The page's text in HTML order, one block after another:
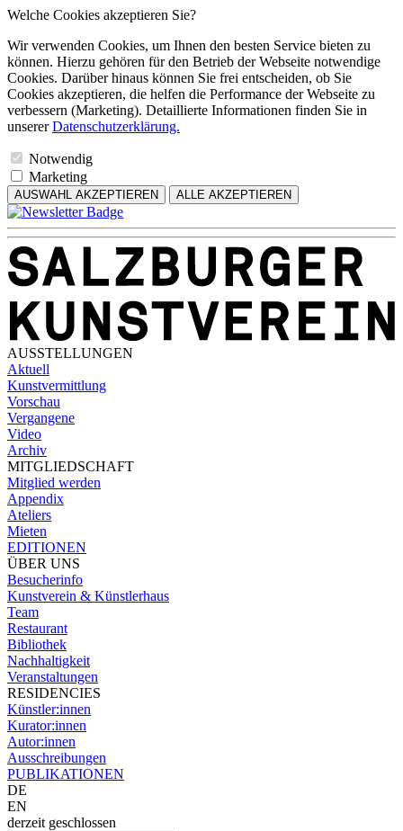
Welche Cookies akzeptieren Sie?
Wir verwenden Cookies, um Ihnen den besten Service bieten zu
können. Hierzu gehören für den Betrieb der Webseite notwendige
Cookies. Darüber hinaus können Sie frei entscheiden, ob Sie
Cookies akzeptieren, die helfen die Performance der Webseite zu
verbessern (Marketing). Detaillierte Informationen finden Sie in
unsererDatenschutzerklärung.
Notwendig
Marketing
AUSWAHL AKZEPTIEREN ALLE AKZEPTIEREN
AUSSTELLUNGEN
Aktuell
Kunstvermittlung
Vorschau
Vergangene
Video
Archiv
MITGLIEDSCHAFT
Mitglied werden
Appendix
Ateliers
Mieten
EDITIONEN
ÜBER UNS
Besucherinfo
Kunstverein & Künstlerhaus
Team
Restaurant
Bibliothek
Nachhaltigkeit
Veranstaltungen
RESIDENCIES
Künstler:innen
Kurator:innen
Autor:innen
Ausschreibungen
PUBLIKATIONEN
DE
EN
derzeit geschlossen